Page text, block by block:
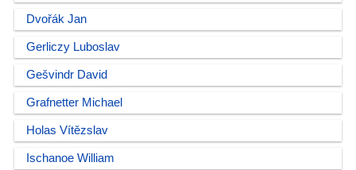
Dvořák Jan
Gerliczy Luboslav
Gešvindr David
Grafnetter Michael
Holas Vítězslav
Ischanoe William